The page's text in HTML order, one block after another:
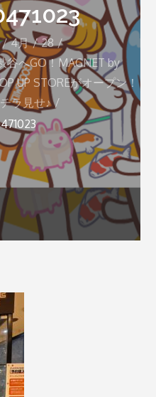
4月
28
谷へGO！MAGNET by
UP STOREがオープン！
ラ見せ♪